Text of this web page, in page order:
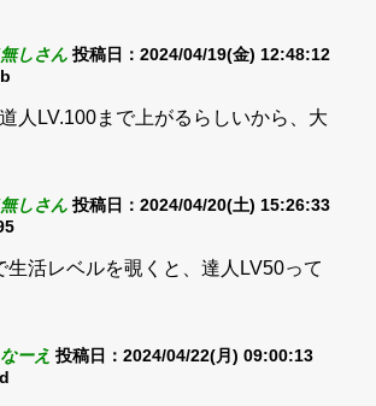
しさん 投稿日：2024/04/19(金) 12:48:12
人LV.100まで上がるらしいから、大
しさん 投稿日：2024/04/20(土) 15:26:33
生活レベルを覗くと、達人LV50って
ーえ 投稿日：2024/04/22(月) 09:00:13